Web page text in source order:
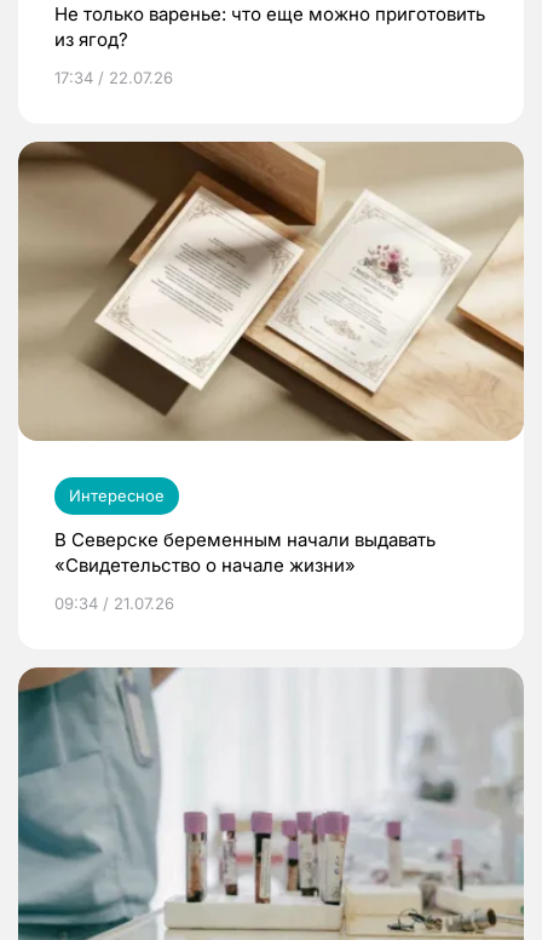
Не только варенье: что еще можно приготовить
из ягод?
17:34 / 22.07.26
Интересное
В Северске беременным начали выдавать
«Свидетельство о начале жизни»
09:34 / 21.07.26